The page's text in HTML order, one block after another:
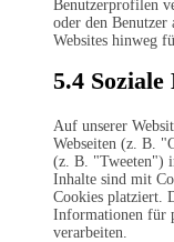
Benutzerprofilen
oder den Benutzer
Websites hinweg
5.4 Soziale
Auf unserer
Webseiten (z. B.
(z. B. "Tweeten")
Inhalte sind mit
Cookies platziert.
Informationen für
verarbeiten.